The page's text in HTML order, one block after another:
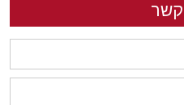
קשר